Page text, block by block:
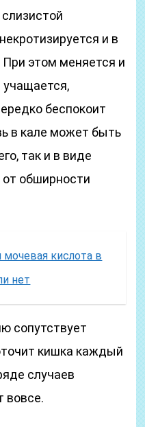
и в
При этом меняется и
учащается,
беспокоит
в кале может быть
так и в виде
обширности
кислота в
нет
сопутствует
кишка каждый
случаев
вовсе.